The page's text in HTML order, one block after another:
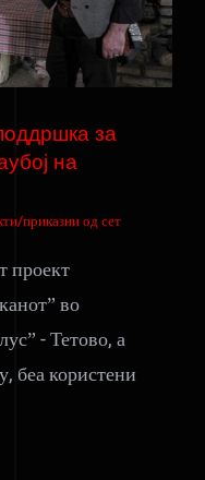
за
на
приказни од сет
проект
во
- Тетово, а
беа користени